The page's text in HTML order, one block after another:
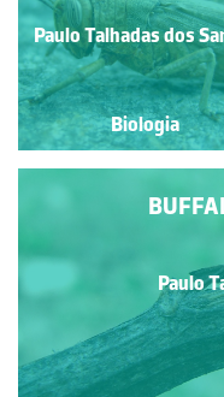
Paulo Talhadas dos
Biologia
Paulo Talhadas dos
Biologia
Paulo